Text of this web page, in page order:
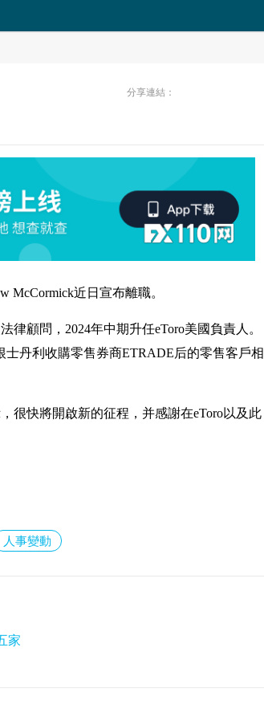
分享連結：
McCormick近日宣布離職。
律顧問，2024年中期升任eToro美國負責人。
丹利收購零售券商ETRADE后的零售客戶相
很快將開啟新的征程，并感謝在eToro以及此
人事變動
家